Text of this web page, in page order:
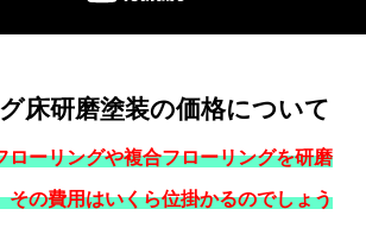
床研磨塗装の価格について
ローリングや複合フローリングを研磨
その費用はいくら位掛かるのでしょう